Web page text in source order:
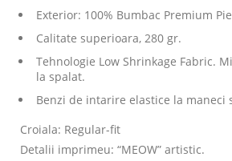
Exterior: 100% Bumbac Premium
Calitate superioara, 280 gr.
Tehnologie Low Shrinkage Fabric.
la spalat.
Benzi de intarire elastice la maneci
Croiala: Regular-fit
Detalii imprimeu: “MEOW” artistic.